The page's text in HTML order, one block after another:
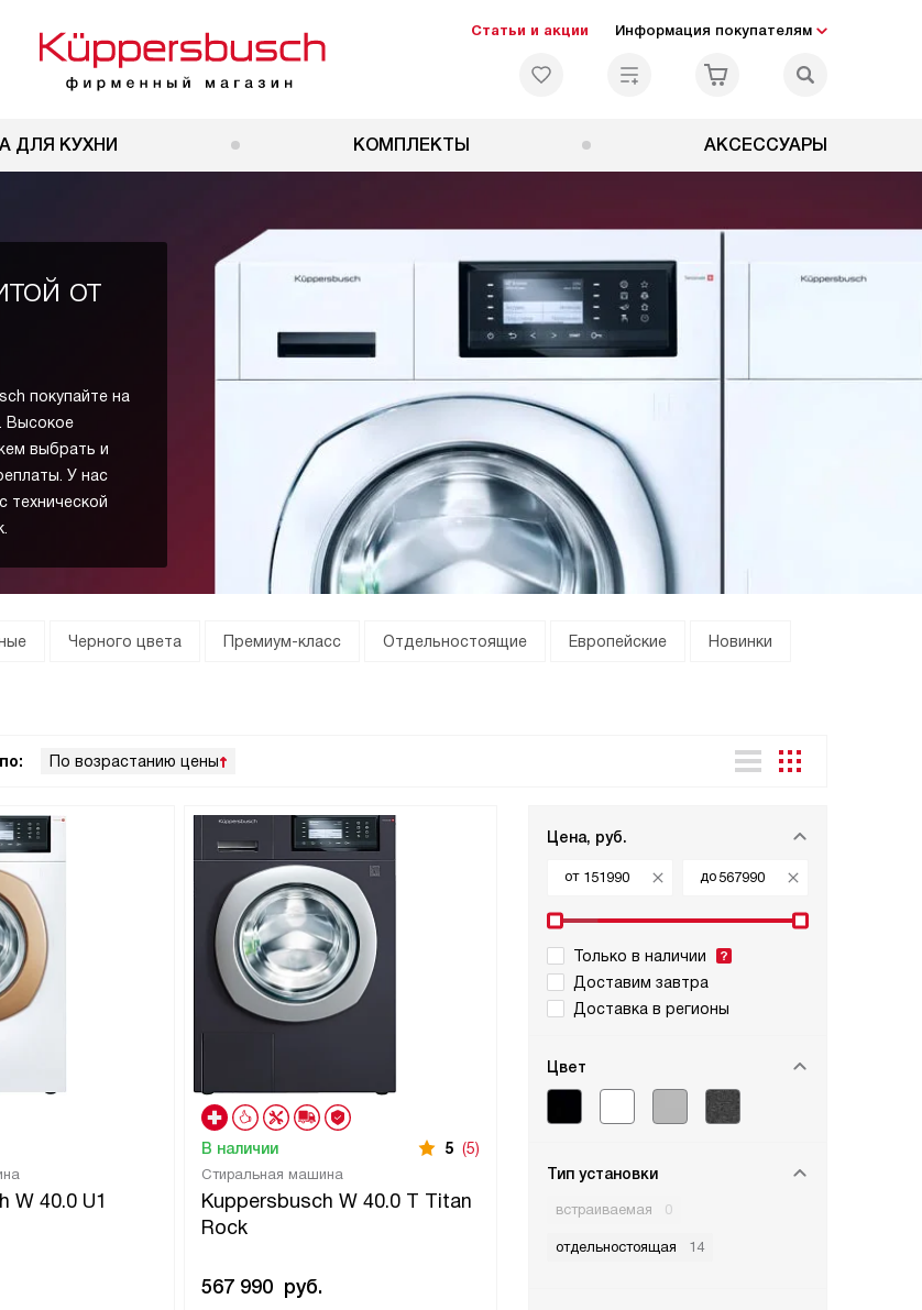
Статьи и акции Информация покупателям
ДЛЯ КУХНИ КОМПЛЕКТЫ АКСЕССУАРЫ
от
покупайте на
Высокое
выбрать и
У нас
технической
Черного цвета Премиум-класс Отдельностоящие Европейские Новинки
По возрастанию цены
Цена, руб.
от до
Только в наличии
Доставим завтра
Доставка в регионы
Цвет
Тип установки
встраиваемая 0
отдельностоящая 14
W 40.0 U1
Стиральная машина
Kuppersbusch W 40.0 T Titan
Rock
В наличии 5 (5)
567 990 руб.